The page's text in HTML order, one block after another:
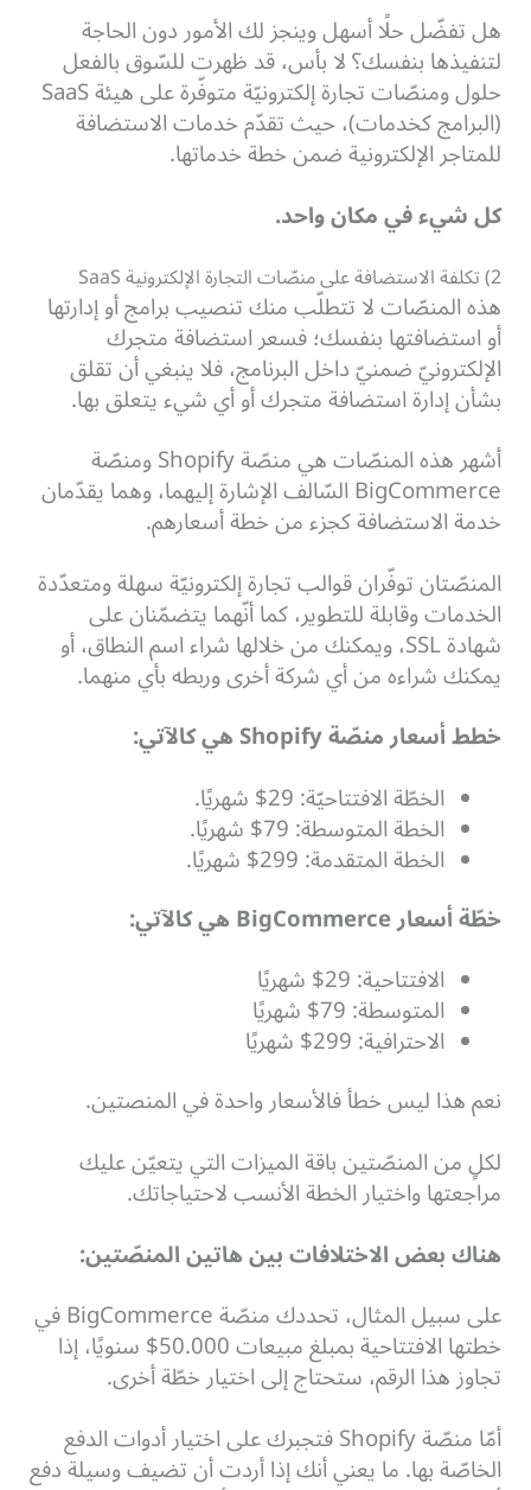
هل تفضّل حلًا أسهل وينجز لك الأمور دون الحاجة
لتنفيذها بنفسك؟لا بأس، قد ظهرت للسّوق بالفعل
حلول ومنصّات تجارة إلكترونيّة متوفّرة على هيئة SaaS
(البرامج كخدمات)، حيث تقدّم خدمات الاستضافة
للمتاجر الإلكترونية ضمن خطة خدماتها.
كل شيء في مكان واحد.
2) تكلفة الاستضافة على منصّات التجارة الإلكترونية SaaS
هذه المنصّات لا تتطلّب منك تنصيب برامج أو إدارتها
أو استضافتها بنفسك؛ فسعر استضافة متجرك
الإلكترونيّ ضمنيّ داخل البرنامج، فلا ينبغي أن تقلق
بشأن إدارة استضافة متجرك أو أي شيء يتعلق بها.
أشهر هذه المنصّات هي منصّة Shopify ومنصّة
BigCommerce السّالف الإشارة إليهما، وهما يقدّمان
خدمة الاستضافة كجزء من خطة أسعارهم.
المنصّتان توفّران قوالب تجارة إلكترونيّة سهلة ومتعدّدة
الخدمات وقابلة للتطوير، كما أنّهما يتضمّنان على
شهادة SSL، ويمكنك من خلالها شراء اسم النطاق، أو
يمكنك شراءه من أي شركة أخرى وربطه بأي منهما.
خطط أسعار منصّة Shopify هي كالآتي:
الخطّة الافتتاحيّة: 29$ شهريًا.
الخطة المتوسطة: 79$ شهريًا.
الخطة المتقدمة: 299$ شهريًا.
خطّة أسعار BigCommerce هي كالآتي:
الافتتاحية: 29$ شهريًا
المتوسطة: 79$ شهريًا
الاحترافية: 299$ شهريًا
نعم هذا ليس خطأ فالأسعار واحدة في المنصتين.
لكلٍ من المنصّتين باقة الميزات التي يتعيّن عليك
مراجعتها واختيار الخطة الأنسب لاحتياجاتك.
هناك بعض الاختلافات بين هاتين المنصّتين:
على سبيل المثال، تحددك منصّة BigCommerce في
خطتها الافتتاحية بمبلغ مبيعات 50.000$ سنويًا، إذا
تجاوز هذا الرقم، ستحتاج إلى اختيار خطّة أخرى.
أمّا منصّة Shopify فتجبرك على اختيار أدوات الدفع
الخاصّة بها. ما يعني أنك إذا أردت أن تضيف وسيلة دفع